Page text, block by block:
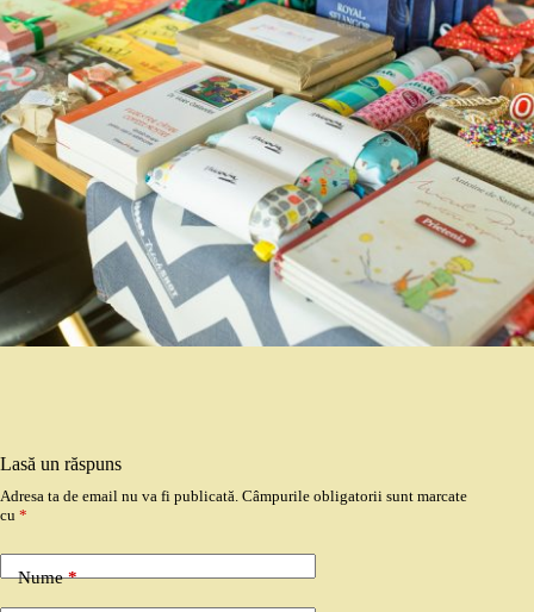
Lasă un răspuns
Adresa ta de email nu va fi publicată. Câmpurile obligatorii sunt marcate
cu *
Nume*